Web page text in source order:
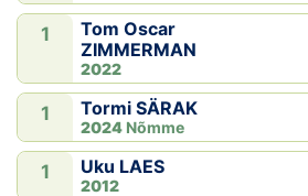
1
Tom Oscar
ZIMMERMAN
2022
1 Tormi SÄRAK
2024 Nõmme
1 Uku LAES
2012